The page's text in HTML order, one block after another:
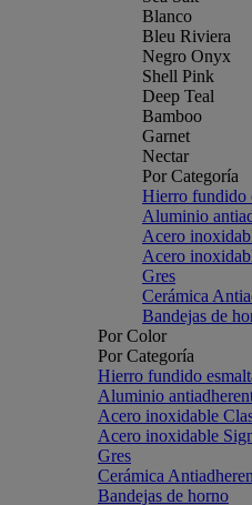
Blanco
Bleu Riviera
Negro Onyx
Shell Pink
Deep Teal
Bamboo
Garnet
Nectar
Por Categoría
Hierro fundido
Aluminio
Acero
Acero
Gres
Cerámica
Bandejas de
Por Color
Por Categoría
Hierro fundido
Aluminio
Acero inoxidable
Acero inoxidable
Gres
Cerámica
Bandejas de horno